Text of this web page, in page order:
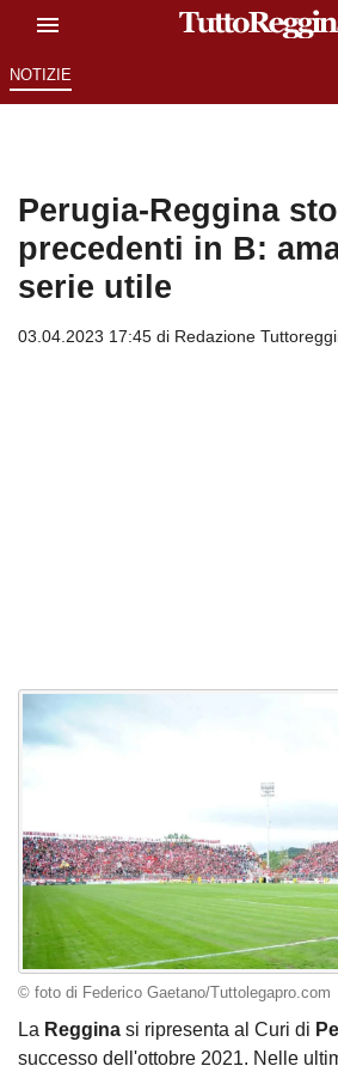
NOTIZIE
Perugia-Reggina
precedenti in B:
serie utile
03.04.2023 17:45 di Redazione
© foto di Federico Gaetano/Tuttolegapro.com
La Reggina si ripresenta al Curi di
successo dell'ottobre 2021. Nelle